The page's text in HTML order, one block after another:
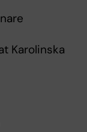
Karolinska